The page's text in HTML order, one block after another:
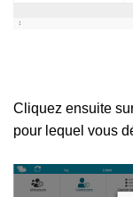
Cliquez ensuite
pour lequel vous